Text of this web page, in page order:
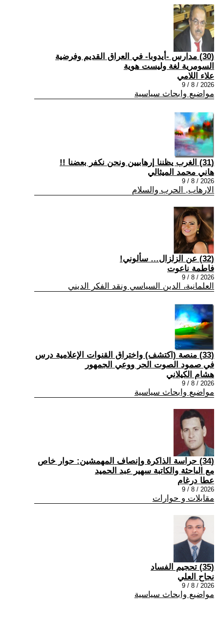
(30) مدارس -أيدوبا- في العراق القديم وفرضية
السومرية لغة وليست هوية
علاء اللامي
2026 / 8 / 9
مواضيع وابحاث سياسية
(31) الغرب يظننا إرهابيين ونحن نكفر بعضنا !!
هاني محمد الميثالي
2026 / 8 / 9
الارهاب, الحرب والسلام
(32) عن الزلزال… سألوني!
فاطمة ناعوت
2026 / 8 / 9
العلمانية، الدين السياسي ونقد الفكر الديني
(33) منصة (اكتشف) واختراق القنوات الإعلامية درس
في صمود الصوت الحر ووعي الجمهور
هشام الكيلاني
2026 / 8 / 9
مواضيع وابحاث سياسية
(34) حراسة الذاكرة وإنصاف المهمشين: حوار خاص
مع الباحثة والكاتبة سهير عبد الحميد
عطا درغام
2026 / 8 / 9
مقابلات و حوارات
(35) تحجيم الفساد
نجاح العلي
2026 / 8 / 9
مواضيع وابحاث سياسية